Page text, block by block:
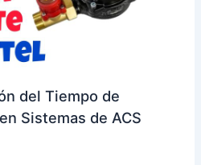
del Tiempo de
Sistemas de ACS